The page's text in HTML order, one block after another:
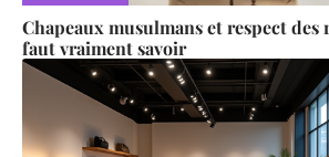
Chapeaux musulmans et respect des
faut vraiment savoir